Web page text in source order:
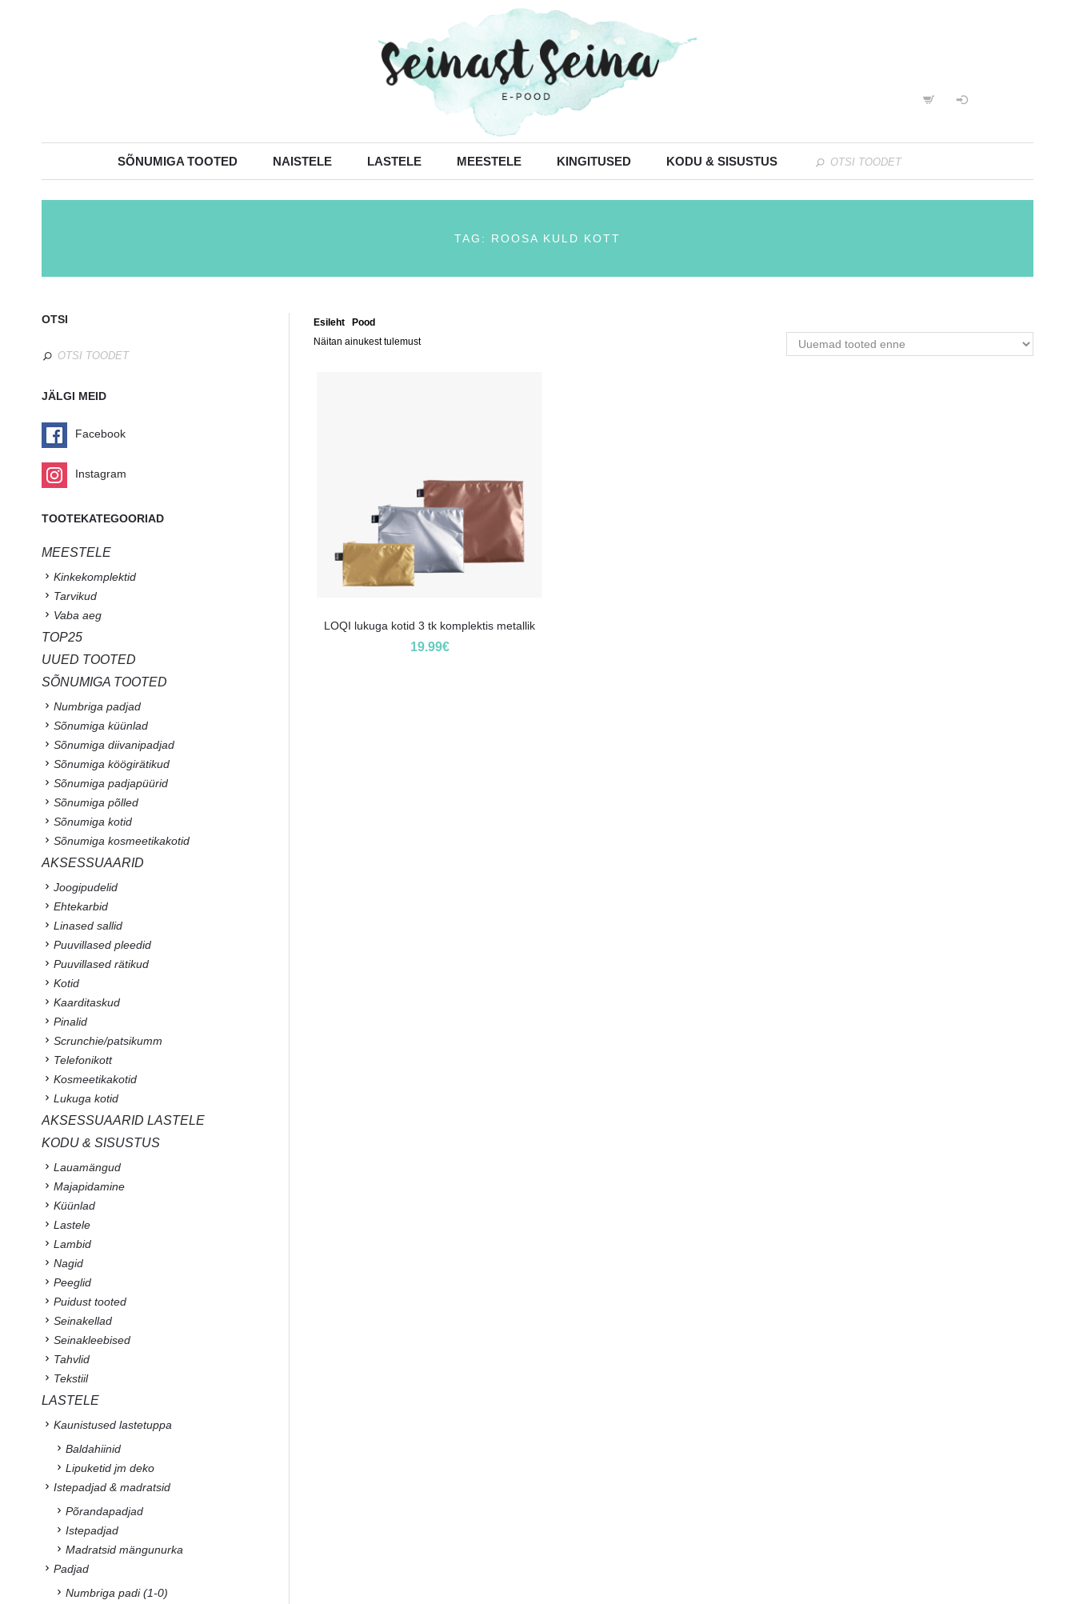
SÕNUMIGA TOOTED NAISTELE LASTELE MEESTELE KINGITUSED KODU & SISUSTUS
TAG: ROOSA KULD KOTT
Esileht /Pood
Näitan ainukest tulemust
LOQI lukuga kotid 3 tk komplektis metallik
19.99€
OTSI
JÄLGI MEID
Facebook
Instagram
TOOTEKATEGOORIAD
MEESTELE
Kinkekomplektid
Tarvikud
Vaba aeg
TOP25
UUED TOOTED
SÕNUMIGA TOOTED
Numbriga padjad
Sõnumiga küünlad
Sõnumiga diivanipadjad
Sõnumiga köögirätikud
Sõnumiga padjapüürid
Sõnumiga põlled
Sõnumiga kotid
Sõnumiga kosmeetikakotid
AKSESSUAARID
Joogipudelid
Ehtekarbid
Linased sallid
Puuvillased pleedid
Puuvillased rätikud
Kotid
Kaarditaskud
Pinalid
Scrunchie/patsikumm
Telefonikott
Kosmeetikakotid
Lukuga kotid
AKSESSUAARID LASTELE
KODU & SISUSTUS
Lauamängud
Majapidamine
Küünlad
Lastele
Lambid
Nagid
Peeglid
Puidust tooted
Seinakellad
Seinakleebised
Tahvlid
Tekstiil
LASTELE
Kaunistused lastetuppa
Baldahiinid
Lipuketid jm deko
Istepadjad & madratsid
Põrandapadjad
Istepadjad
Madratsid mängunurka
Padjad
Numbriga padi (1-0)